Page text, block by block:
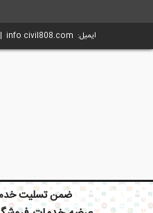
ضمن تسلیت خدمت
ایمیل: info civil808.com | ایمیل: saze808 gmail.com